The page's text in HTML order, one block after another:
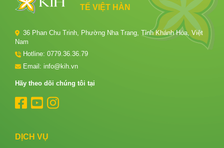
TẾ VIỆT HÀN
36 Phan Chu Trinh, Phường Nha Trang, Tỉnh Khánh Hòa, Việt
Nam
Hotline: 0779.36.36.79
Email: info@kih.vn
Hãy theo dõi chúng tôi tại
DỊCH VỤ